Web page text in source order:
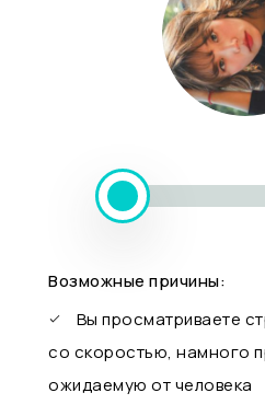
Возможные причины:
Вы просматриваете
со скоростью, намного
ожидаемую от человека